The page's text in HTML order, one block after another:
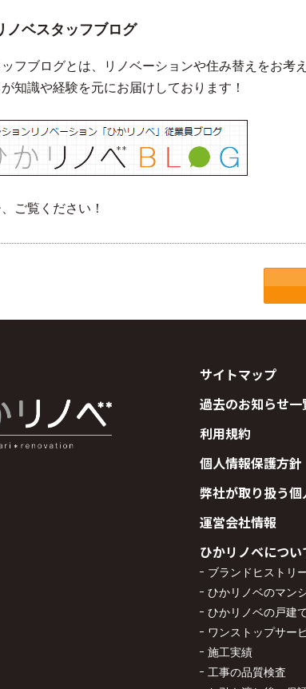
ノベスタッフブログ
ッフブログとは、リノベーションや住み替えをお
知識や経験を元にお届けしております！
ご覧ください！
サイトマップ
過去のお知らせ一
利用規約
個人情報保護方針
弊社が取り扱う
運営会社情報
ひかリノベについ
ブランドヒストリ
ひかリノベのマン
ひかリノベの戸建
ワンストップサー
施工実績
工事の品質検査